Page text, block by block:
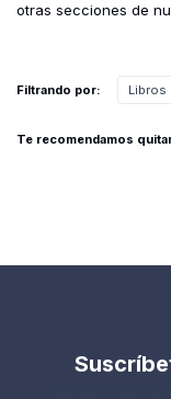
otras secciones de
Filtrando por: Libros
Te recomendamos